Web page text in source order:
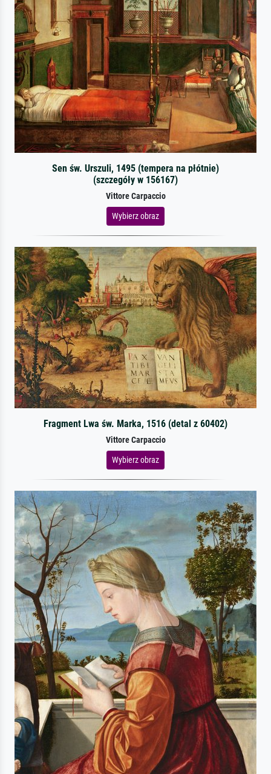
Sen św. Urszuli, 1495 (tempera na płótnie)
(szczegóły w 156167)
Vittore Carpaccio
Wybierz obraz
Fragment Lwa św. Marka, 1516 (detal z 60402)
Vittore Carpaccio
Wybierz obraz